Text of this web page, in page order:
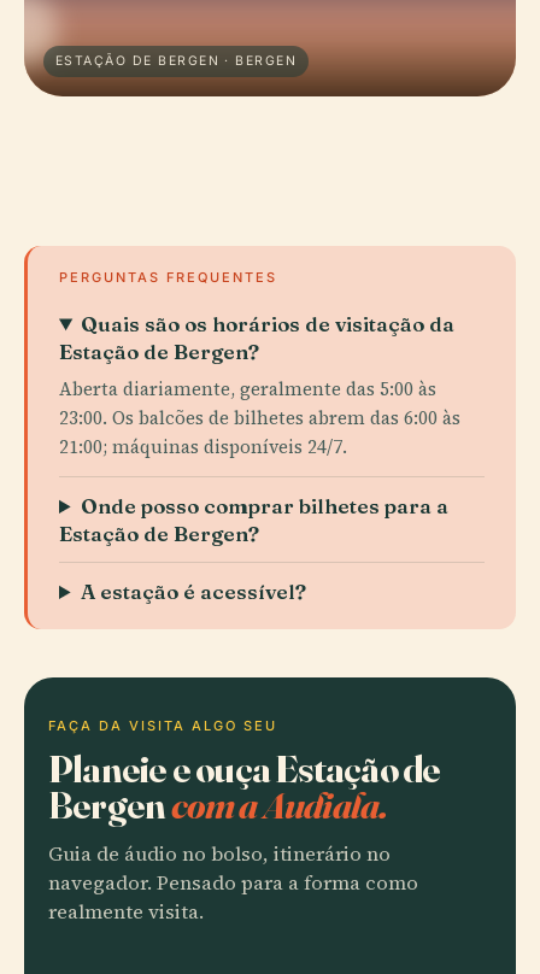
ESTAÇÃO DE BERGEN · BERGEN
PERGUNTAS FREQUENTES
Quais são os horários de visitação da
Estação de Bergen?
Aberta diariamente, geralmente das 5:00 às
23:00. Os balcões de bilhetes abrem das 6:00 às
21:00; máquinas disponíveis 24/7.
Onde posso comprar bilhetes para a
Estação de Bergen?
A estação é acessível?
FAÇA DA VISITA ALGO SEU
Planeie e ouça Estação de
Bergencom a Audiala.
Guia de áudio no bolso, itinerário no
navegador. Pensado para a forma como
realmente visita.